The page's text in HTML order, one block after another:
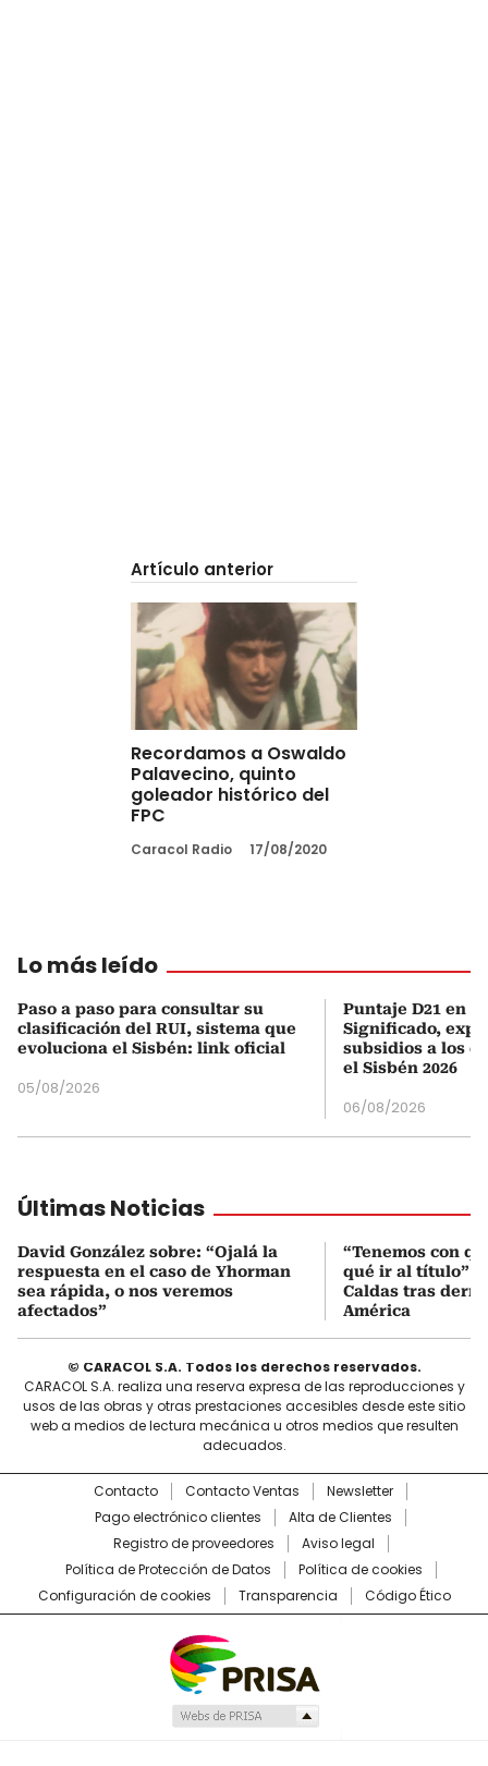
Artículo anterior
Recordamos a Oswaldo
Palavecino, quinto
goleador histórico del
FPC
Caracol Radio 17/08/2020
Lo más leído
Paso a paso para consultar su
clasificación del RUI, sistema que
evoluciona el Sisbén: link oficial
05/08/2026
Puntaje D21 en
Significado,
subsidios a los
el Sisbén 2026
06/08/2026
Últimas Noticias
David González sobre: “Ojalá la
respuesta en el caso de Yhorman
sea rápida, o nos veremos
afectados”
“Tenemos con
qué ir al título”:
Caldas tras
América
© CARACOL S.A. Todos los derechos reservados.
CARACOL S.A. realiza una reserva expresa de las reproducciones y
usos de las obras y otras prestaciones accesibles desde este sitio
web a medios de lectura mecánica u otros medios que resulten
adecuados.
Contacto Contacto Ventas
Newsletter
Pago electrónico clientes
Alta de Clientes
Registro de proveedores
Aviso legal
Política de Protección de Datos
Política de cookies
Configuración de cookies
Transparencia Código Ético